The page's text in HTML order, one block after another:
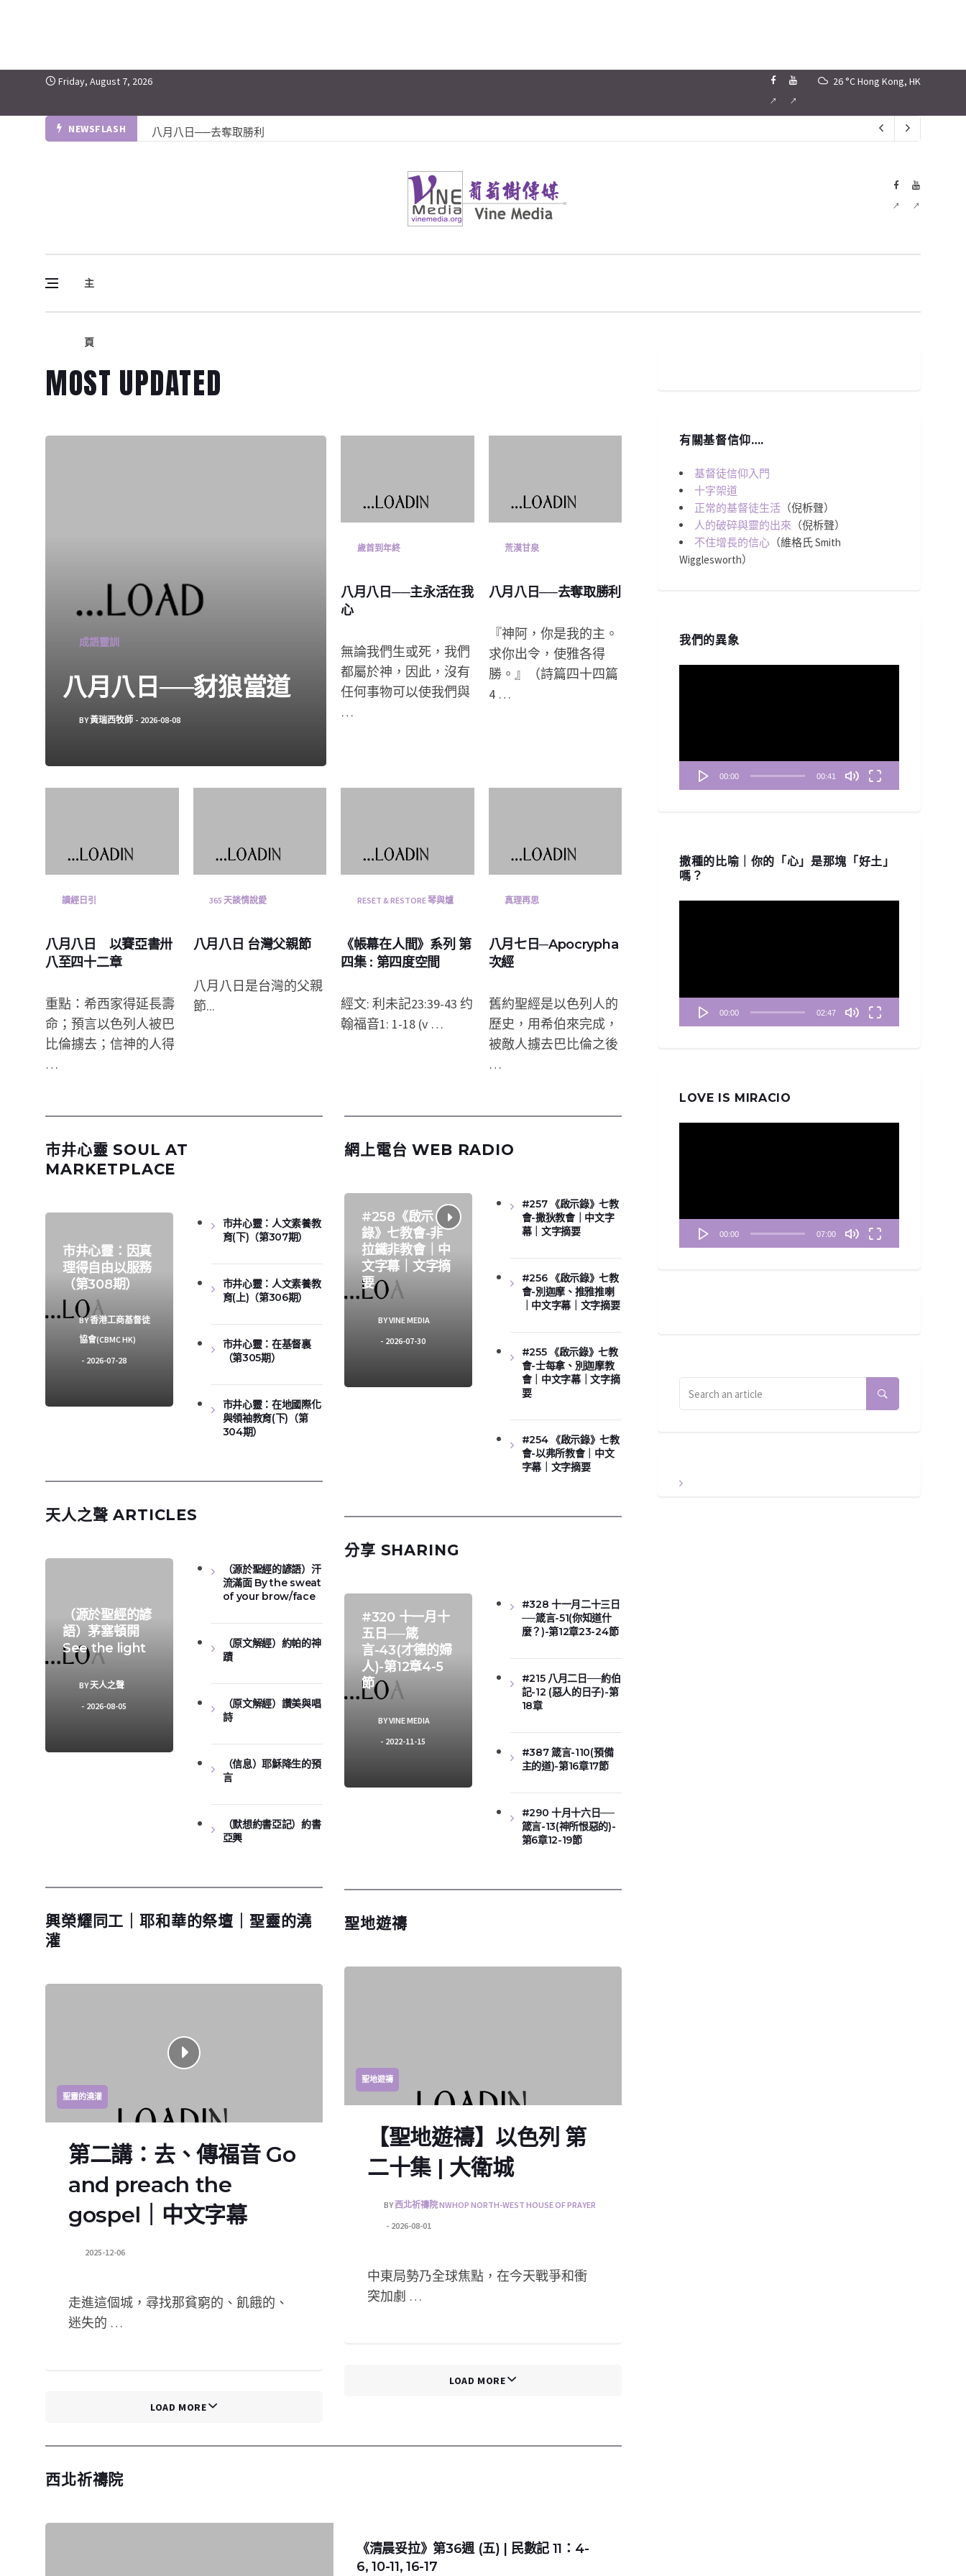
Skip to contentFriday, August 7, 2026 26 °CHong Kong, HK
NEWSFLASH
八月八日──去奪取勝利
《清晨妥拉》第36週 (五) | 民數記 11：4-6, 10-11, 16-17
八月七日──我心靈得安寧
Vine Media
主
頁
Vine Media
葡萄樹傳媒
主頁
MOST UPDATED
成語靈訓
八月八日──豺狼當道
BY黃瑞西牧師 2026-08-08
歲首到年終
八月八日──主永活在我
心
無論我們生或死，我們
都屬於神，因此，沒有
任何事物可以使我們與
…
荒漠甘泉
八月八日──去奪取勝利
『神阿，你是我的主。
求你出令，使雅各得
勝。』（詩篇四十四篇
4 …
讀經日引
八月八日 以賽亞書卅
八至四十二章
重點：希西家得延長壽
命；預言以色列人被巴
比倫擄去；信神的人得
…
365 天談情說愛
八月八日 台灣父親節
八月八日是台灣的父親
節...
RESET & RESTORE 琴與爐
《帳幕在人間》系列 第
四集 : 第四度空間
經文: 利未記23:39-43 约
翰福音1: 1-18 (v …
真理再思
八月七日─Apocrypha
次經
舊約聖經是以色列人的
歷史，用希伯來完成，
被敵人擄去巴比倫之後
…
市井心靈 SOUL AT
MARKETPLACE
市井心靈：因真
理得自由以服務
（第308期）
BY香港工商基督徒
協會(CBMC HK)
2026-07-28
市井心靈：人文素養教
育(下)（第307期）
市井心靈：人文素養教
育(上)（第306期）
市井心靈：在基督裏
（第305期）
市井心靈：在地國際化
與領袖教育(下)（第
304期）
天人之聲 ARTICLES
（源於聖經的諺
語）茅塞頓開
See the light
BY天人之聲
2026-08-05
（源於聖經的諺語）汗
流滿面 By the sweat
of your brow/face
（原文解經）約帕的神
蹟
（原文解經）讚美與唱
詩
（信息）耶穌降生的預
言
（默想約書亞記）約書
亞興
興榮耀同工｜耶和華的祭壇｜聖靈的澆
灌
聖靈的澆灌
第二講：去、傳福音 Go
and preach the
gospel｜中文字幕
2025-12-06
走進這個城，尋找那貧窮的、飢餓的、
迷失的 …
LOAD MORE
網上電台 WEB RADIO
#258《啟示
錄》七教會-非
拉鐵非教會｜中
文字幕｜文字摘
要
BYVINE MEDIA
2026-07-30
#257 《啟示錄》七教
會-撒狄教會｜中文字
幕｜文字摘要
#256 《啟示錄》七教
會-別迦摩、推雅推喇
｜中文字幕｜文字摘要
#255 《啟示錄》七教
會-士每拿、別迦摩教
會｜中文字幕｜文字摘
要
#254 《啟示錄》七教
會-以弗所教會｜中文
字幕｜文字摘要
分享 SHARING
#320 十一月十
五日──箴
言-43(才德的婦
人)-第12章4-5
節
BYVINE MEDIA
2022-11-15
#328 十一月二十三日
──箴言-51(你知道什
麼？)-第12章23-24節
#215 八月二日──約伯
記-12 (惡人的日子)-第
18章
#387 箴言-110(預備
主的道)-第16章17節
#290 十月十六日──
箴言-13(神所恨惡的)-
第6章12-19節
聖地遊禱
聖地遊禱
【聖地遊禱】以色列 第
二十集 | 大衛城
BY西北祈禱院 NWHOP NORTH-WEST HOUSE OF PRAYER
2026-08-01
中東局勢乃全球焦點，在今天戰爭和衝
突加劇 …
LOAD MORE
西北祈禱院
《清晨妥拉》第36週 (五) | 民數記 11：4-
6, 10-11, 16-17
有關基督信仰….
基督徒信仰入門
十字架道
正常的基督徒生活 （倪柝聲）
人的破碎與靈的出來 （倪柝聲）
不住增長的信心 （維格氏 Smith
Wigglesworth）
我們的異象
00:00 00:41
撒種的比喻｜你的「心」是那塊「好土」
嗎？
00:00 02:47
LOVE IS MIRACIO
00:00 07:00